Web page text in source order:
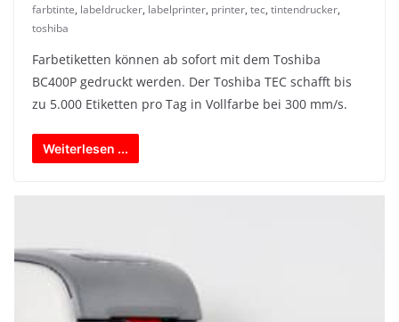
farbtinte, labeldrucker, labelprinter, printer, tec, tintendrucker,
toshiba
Farbetiketten können ab sofort mit dem Toshiba
BC400P gedruckt werden. Der Toshiba TEC schafft bis
zu 5.000 Etiketten pro Tag in Vollfarbe bei 300 mm/s.
Weiterlesen ...